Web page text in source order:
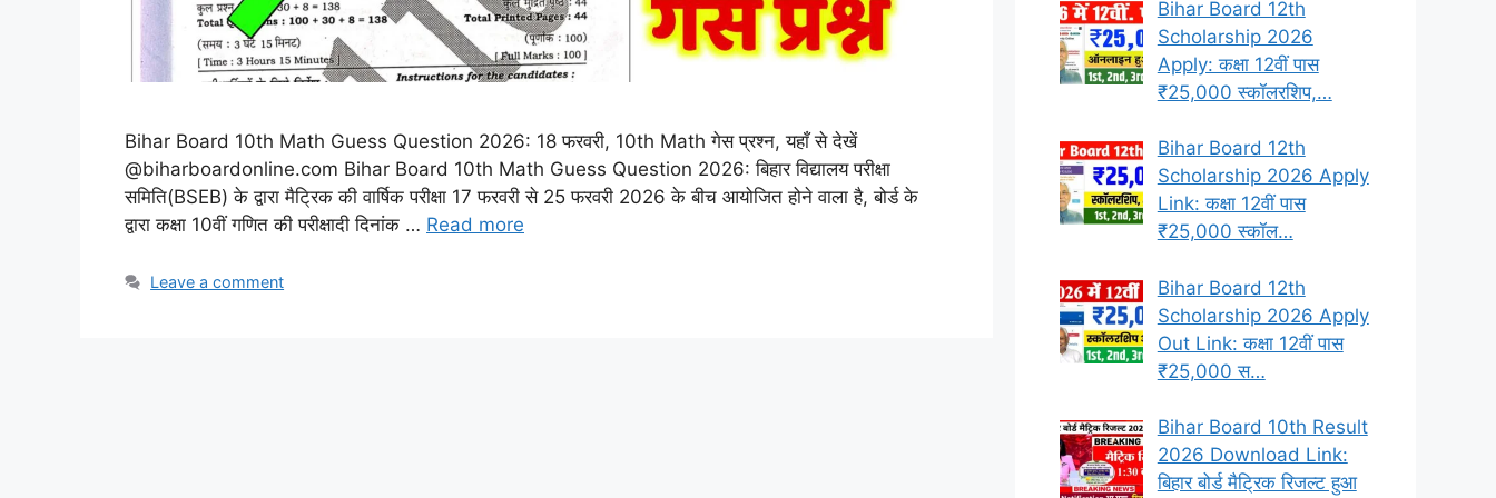
Bihar Board 10th Math Guess Question 2026: 18 फरवरी, 10th Math गेस प्रश्न, यहाँ से देखें
@biharboardonline.com Bihar Board 10th Math Guess Question 2026: बिहार विद्यालय परीक्षा
समिति(BSEB) के द्वारा मैट्रिक की वार्षिक परीक्षा 17 फरवरी से 25 फरवरी 2026 के बीच आयोजित होने वाला है, बोर्ड के
द्वारा कक्षा 10वीं गणित की परीक्षादी दिनांक … Read more
Leave a comment
Bihar Board 12th
Scholarship 2026
Apply: कक्षा 12वीं पास
₹25,000 स्कॉलरशिप,…
Bihar Board 12th
Scholarship 2026 Apply
Link: कक्षा 12वीं पास
₹25,000 स्कॉल…
Bihar Board 12th
Scholarship 2026 Apply
Out Link: कक्षा 12वीं पास
₹25,000 स…
Bihar Board 10th Result
2026 Download Link:
बिहार बोर्ड मैट्रिक रिजल्ट हुआ